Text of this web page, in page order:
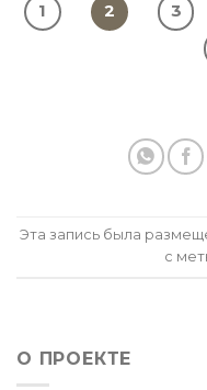
1 2 3
Эта запись была
с
О ПРОЕКТЕ